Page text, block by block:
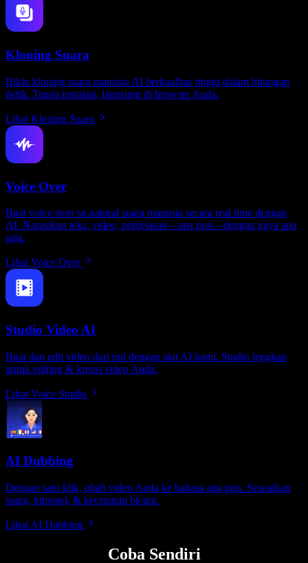
Kloning Suara
Bikin kloning suara manusia AI berkualitas tinggi dalam hitungan
detik. Tanpa instalasi, langsung di browser Anda.
Lihat Kloning Suara
Voice Over
Buat voice over se-natural suara manusia secara real time dengan
AI. Narasikan teks, video, penjelasan—apa pun—dengan gaya apa
saja.
Lihat Voice Over
Studio Video AI
Buat dan edit video dari nol dengan alat AI kami. Studio lengkap
untuk editing & kreasi video Anda.
Lihat Voice Studio
AI Dubbing
Dengan satu klik, ubah video Anda ke bahasa apa pun. Sesuaikan
suara, intonasi, & kecepatan bicara.
Lihat AI Dubbing
Coba Sendiri